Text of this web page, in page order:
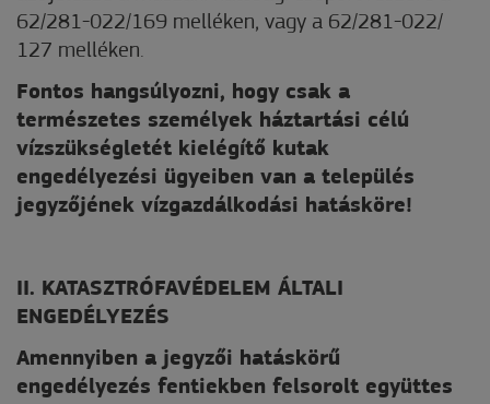
62/281-022/169 melléken, vagy a 62/281-022/
127 melléken.
Fontos hangsúlyozni, hogy csak a
természetes személyek háztartási célú
vízszükségletét kielégítő kutak
engedélyezési ügyeiben van a település
jegyzőjének vízgazdálkodási hatásköre!
II. KATASZTRÓFAVÉDELEM ÁLTALI
ENGEDÉLYEZÉS
Amennyiben a jegyzői hatáskörű
engedélyezés fentiekben felsorolt együttes